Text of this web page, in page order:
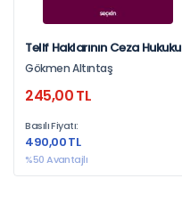
Telif Haklarının Ceza Hukuku
Çerçevesinde Korunması
(Fsek Md.71/1–1)
Gökmen Altıntaş
245,00 TL
Basılı Fiyatı:
490,00 TL
%50 Avantajlı